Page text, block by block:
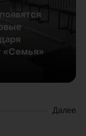
«Семья»
Далее